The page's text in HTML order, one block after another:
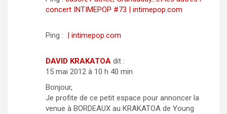
concert INTIMEPOP #73 | intimepop.com
Ping : | intimepop.com
DAVID KRAKATOA dit :
15 mai 2012 à 10 h 40 min
Bonjour,
Je profite de ce petit espace pour annoncer la
venue à BORDEAUX au KRAKATOA de Young